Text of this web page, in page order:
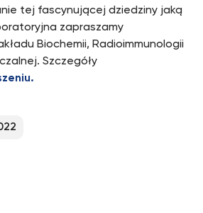
tej fascynującej dziedziny jaką
zapraszamy
Biochemii, Radioimmunologii
Szczegóły